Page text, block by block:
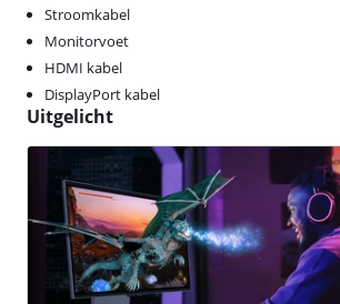
Stroomkabel
Monitorvoet
HDMI kabel
DisplayPort kabel
Uitgelicht